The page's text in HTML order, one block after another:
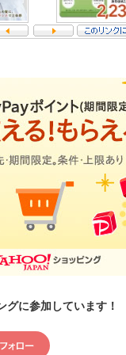
グに参加しています！